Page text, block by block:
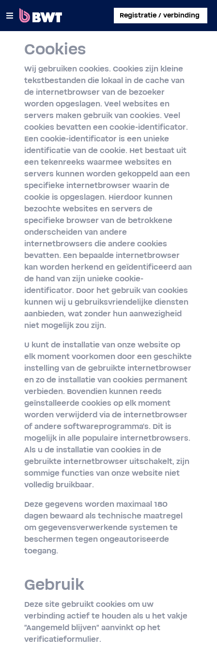
Registratie / verbinding
×
INLOGGEN
EEN KLANTACCOUNT AANMAKEN
EEN KIT ZONDER ACCOUNT REGISTREREN
OVER BWT
CONTACT
Cookies
Wij gebruiken cookies. Cookies zijn kleine
tekstbestanden die lokaal in de cache van
de internetbrowser van de bezoeker
worden opgeslagen. Veel websites en
servers maken gebruik van cookies. Veel
cookies bevatten een cookie-identificator.
Een cookie-identificator is een unieke
identificatie van de cookie. Het bestaat uit
een tekenreeks waarmee websites en
servers kunnen worden gekoppeld aan een
specifieke internetbrowser waarin de
cookie is opgeslagen. Hierdoor kunnen
bezochte websites en servers de
specifieke browser van de betrokkene
onderscheiden van andere
internetbrowsers die andere cookies
bevatten. Een bepaalde internetbrowser
kan worden herkend en geïdentificeerd aan
de hand van zijn unieke cookie-
identificator. Door het gebruik van cookies
kunnen wij u gebruiksvriendelijke diensten
aanbieden, wat zonder hun aanwezigheid
niet mogelijk zou zijn.
U kunt de installatie van onze website op
elk moment voorkomen door een geschikte
instelling van de gebruikte internetbrowser
en zo de installatie van cookies permanent
verbieden. Bovendien kunnen reeds
geïnstalleerde cookies op elk moment
worden verwijderd via de internetbrowser
of andere softwareprogramma's. Dit is
mogelijk in alle populaire internetbrowsers.
Als u de installatie van cookies in de
gebruikte internetbrowser uitschakelt, zijn
sommige functies van onze website niet
volledig bruikbaar.
Deze gegevens worden maximaal 180
dagen bewaard als technische maatregel
om gegevensverwerkende systemen te
beschermen tegen ongeautoriseerde
toegang.
Gebruik
Deze site gebruikt cookies om uw
verbinding actief te houden als u het vakje
"Aangemeld blijven" aanvinkt op het
verificatieformulier.